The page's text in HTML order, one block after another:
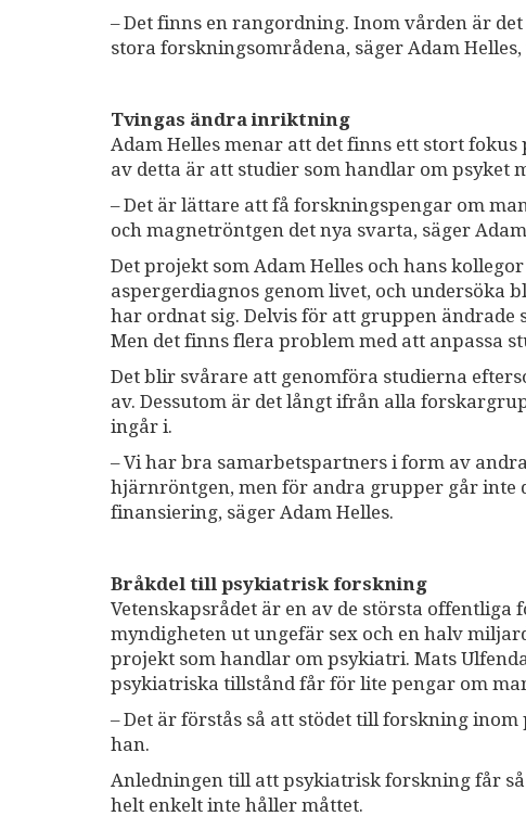
– Det finns en rangordning. Inom vården är
stora forskningsområdena, säger Adam
Tvingas ändra inriktning
Adam Helles menar att det finns ett stort
av detta är att studier som handlar om psyket
– Det är lättare att få forskningspengar om
och magnetröntgen det nya svarta, säger
Det projekt som Adam Helles och hans
aspergerdiagnos genom livet, och undersöka
har ordnat sig. Delvis för att gruppen
Men det finns flera problem med att anpassa
Det blir svårare att genomföra studierna
av. Dessutom är det långt ifrån alla
ingår i.
– Vi har bra samarbetspartners i form av
hjärnröntgen, men för andra grupper går inte
finansiering, säger Adam Helles.
Bråkdel till psykiatrisk forskning
Vetenskapsrådet är en av de största
myndigheten ut ungefär sex och en halv
projekt som handlar om psykiatri. Mats
psykiatriska tillstånd får för lite pengar om
– Det är förstås så att stödet till forskning
han.
Anledningen till att psykiatrisk forskning får
helt enkelt inte håller måttet.